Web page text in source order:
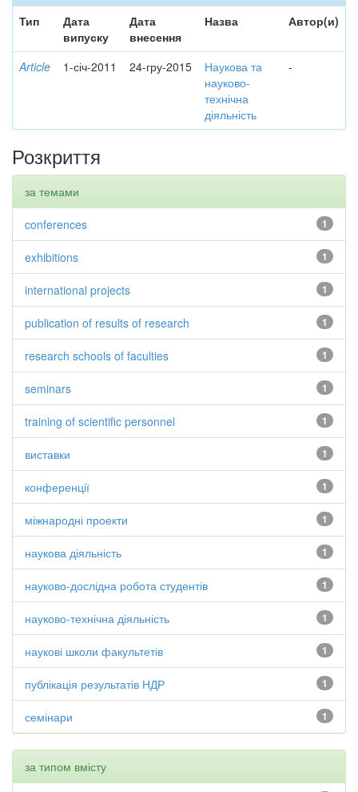
Тип
Дата
випуску
Дата
внесення
Назва Автор(и)
Article 1-січ-2011 24-гру-2015
Наукова та
науково-
технічна
діяльність
-
Розкриття
за темами
1
conferences
1
exhibitions
1
international projects
1
publication of results of research
1
research schools of faculties
1
seminars
1
training of scientific personnel
1
виставки
1
конференції
1
міжнародні проекти
1
наукова діяльність
1
науково-дослідна робота студентів
1
науково-технічна діяльність
1
наукові школи факультетів
1
публікація результатів НДР
1
семінари
за типом вмісту